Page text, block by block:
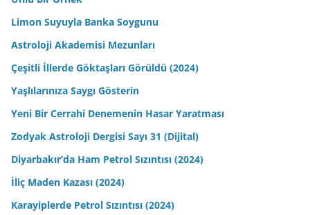
Limon Suyuyla Banka Soygunu
Astroloji Akademisi Mezunları
Çeşitli İllerde Göktaşları Görüldü (2024)
Yaşlılarınıza Saygı Gösterin
Yeni Bir Cerrahi Denemenin Hasar Yaratması
Zodyak Astroloji Dergisi Sayı 31 (Dijital)
Diyarbakır’da Ham Petrol Sızıntısı (2024)
İliç Maden Kazası (2024)
Karayiplerde Petrol Sızıntısı (2024)